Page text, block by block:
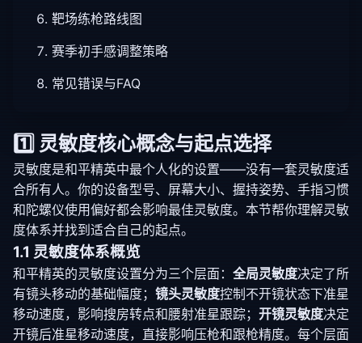
靶场练枪路线图
赛季初手感调整策略
常见错误与FAQ
1️⃣ 灵敏度核心概念与起点选择
灵敏度是和平精英中最个人化的设置——没有一套灵敏度适
合所有人。你的设备型号、屏幕大小、握持姿势、手指习惯
和陀螺仪使用偏好都会影响最佳灵敏度。本节帮你理解灵敏
度体系并找到适合自己的起点。
1.1 灵敏度体系概览
和平精英的灵敏度设置分为三个层面： 全局灵敏度决定了所
有镜头移动的基础幅度； 镜头灵敏度控制不开镜状态下准星
移动速度，影响搜房转点和腰射准星跟踪； 开镜灵敏度决定
开镜后准星移动速度，直接影响压枪和跟枪精度。每个层面